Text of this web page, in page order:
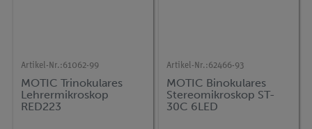
Artikel-Nr.:61062-99
MOTIC Trinokulares
Lehrermikroskop
RED223
Artikel-Nr.:62466-93
MOTIC Binokulares
Stereomikroskop ST-
30C 6LED